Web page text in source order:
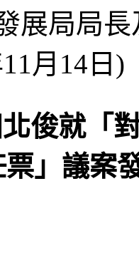
展局局
月14日)
俊就「
」議案